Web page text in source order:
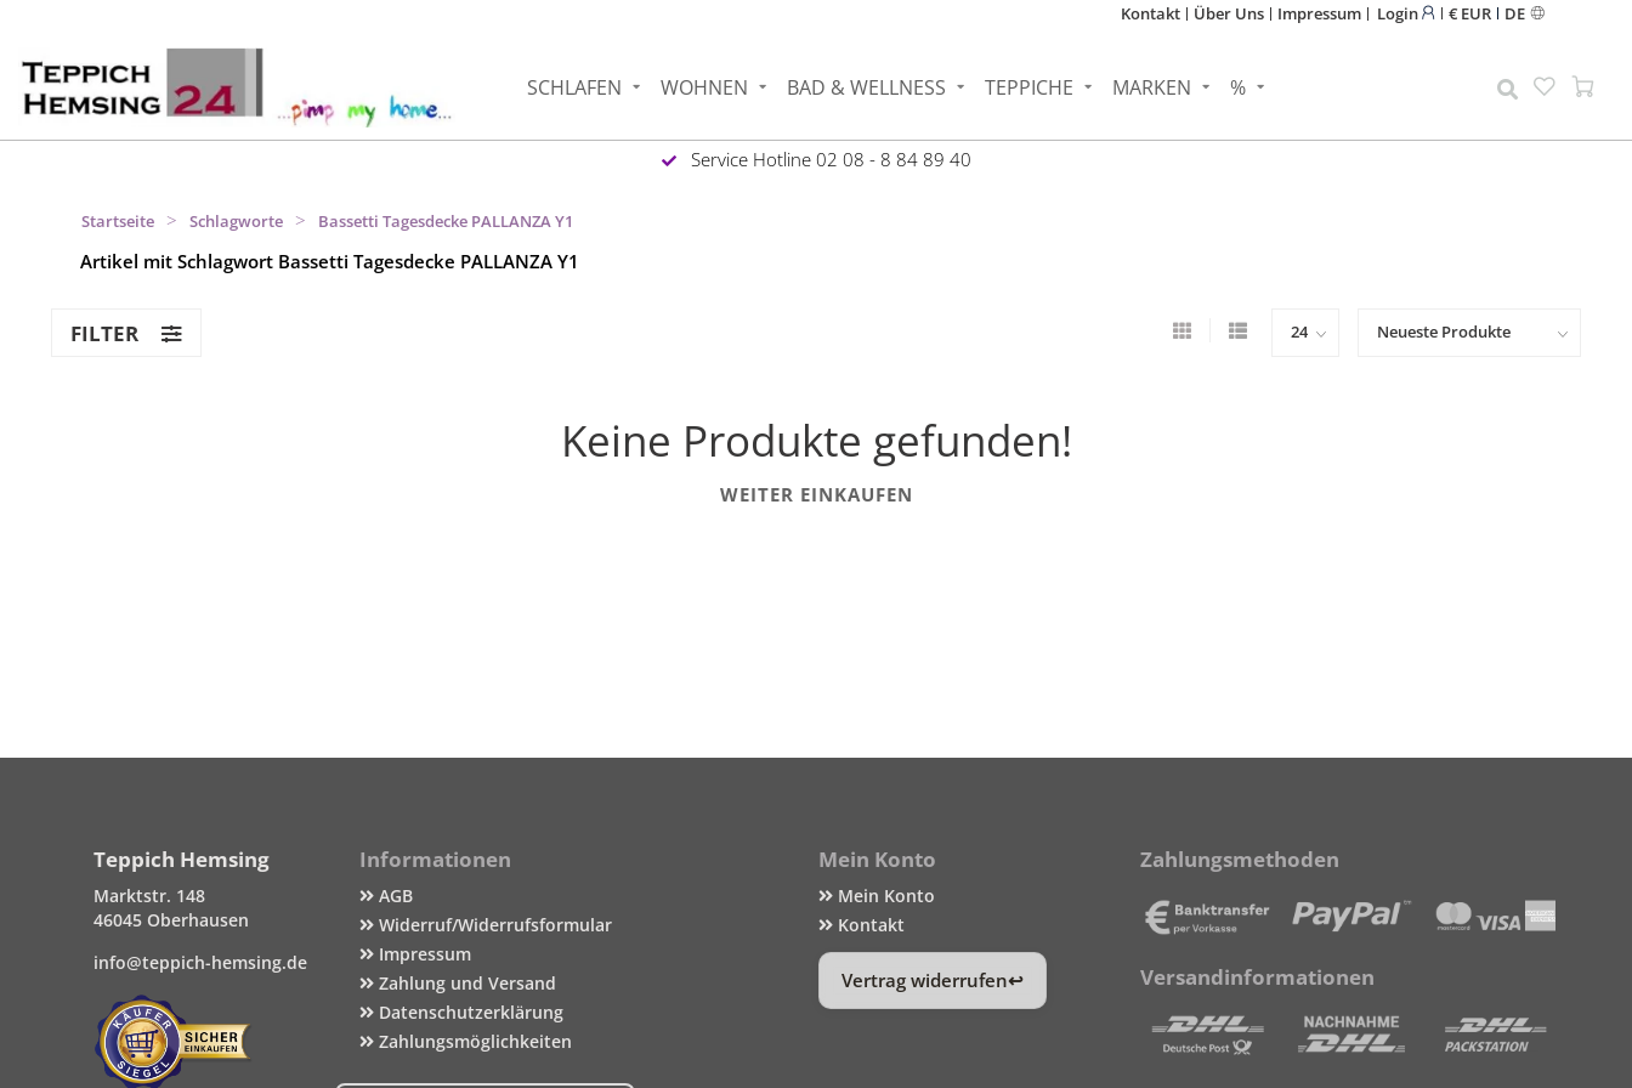
Kontakt Über Uns Impressum Login € EUR DE
SCHLAFEN WOHNEN BAD & WELLNESS TEPPICHE MARKEN %
Service Hotline 02 08 - 8 84 89 40
Startseite > Schlagworte > Bassetti Tagesdecke PALLANZA Y1
Artikel mit Schlagwort Bassetti Tagesdecke PALLANZA Y1
FILTER
Keine Produkte gefunden!
WEITER EINKAUFEN
Teppich Hemsing
Marktstr. 148
46045 Oberhausen
info@teppich-hemsing.de
Informationen
AGB
Widerruf/Widerrufsformular
Impressum
Zahlung und Versand
Datenschutzerklärung
Zahlungsmöglichkeiten
Mein Konto
Mein Konto
Kontakt
Vertrag widerrufen
Zahlungsmethoden
Versandinformationen